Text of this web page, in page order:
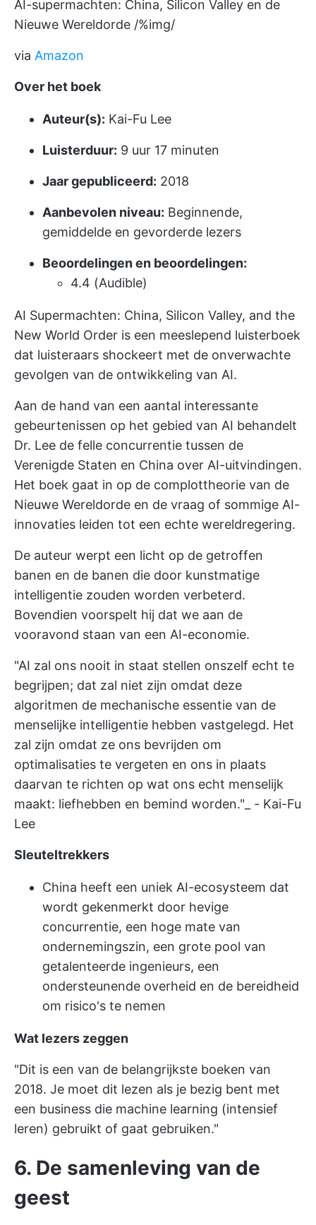
AI-supermachten: China, Silicon Valley en de
Nieuwe Wereldorde /%img/
via Amazon
Over het boek
Auteur(s): Kai-Fu Lee
Luisterduur: 9 uur 17 minuten
Jaar gepubliceerd: 2018
Aanbevolen niveau: Beginnende,
gemiddelde en gevorderde lezers
Beoordelingen en beoordelingen:
4.4 (Audible)
AI Supermachten: China, Silicon Valley, and the
New World Order is een meeslepend luisterboek
dat luisteraars shockeert met de onverwachte
gevolgen van de ontwikkeling van AI.
Aan de hand van een aantal interessante
gebeurtenissen op het gebied van AI behandelt
Dr. Lee de felle concurrentie tussen de
Verenigde Staten en China over AI-uitvindingen.
Het boek gaat in op de complottheorie van de
Nieuwe Wereldorde en de vraag of sommige AI-
innovaties leiden tot een echte wereldregering.
De auteur werpt een licht op de getroffen
banen en de banen die door kunstmatige
intelligentie zouden worden verbeterd.
Bovendien voorspelt hij dat we aan de
vooravond staan van een AI-economie.
"AI zal ons nooit in staat stellen onszelf echt te
begrijpen; dat zal niet zijn omdat deze
algoritmen de mechanische essentie van de
menselijke intelligentie hebben vastgelegd. Het
zal zijn omdat ze ons bevrijden om
optimalisaties te vergeten en ons in plaats
daarvan te richten op wat ons echt menselijk
maakt: liefhebben en bemind worden."_ - Kai-Fu
Lee
Sleuteltrekkers
China heeft een uniek AI-ecosysteem dat
wordt gekenmerkt door hevige
concurrentie, een hoge mate van
ondernemingszin, een grote pool van
getalenteerde ingenieurs, een
ondersteunende overheid en de bereidheid
om risico's te nemen
Wat lezers zeggen
"Dit is een van de belangrijkste boeken van
2018. Je moet dit lezen als je bezig bent met
een business die machine learning (intensief
leren) gebruikt of gaat gebruiken."
6. De samenleving van de
geest